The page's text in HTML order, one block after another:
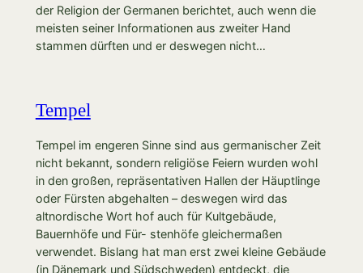
der Religion der Germanen berichtet, auch wenn die
meisten seiner Informationen aus zweiter Hand
stammen dürften und er deswegen nicht…
Tempel
Tempel im engeren Sinne sind aus germanischer Zeit
nicht bekannt, sondern religiöse Feiern wurden wohl
in den großen, repräsentativen Hallen der Häuptlinge
oder Fürsten abgehalten – deswegen wird das
altnordische Wort hof auch für Kultgebäude,
Bauernhöfe und Für- stenhöfe gleichermaßen
verwendet. Bislang hat man erst zwei kleine Gebäude
(in Dänemark und Südschweden) entdeckt, die